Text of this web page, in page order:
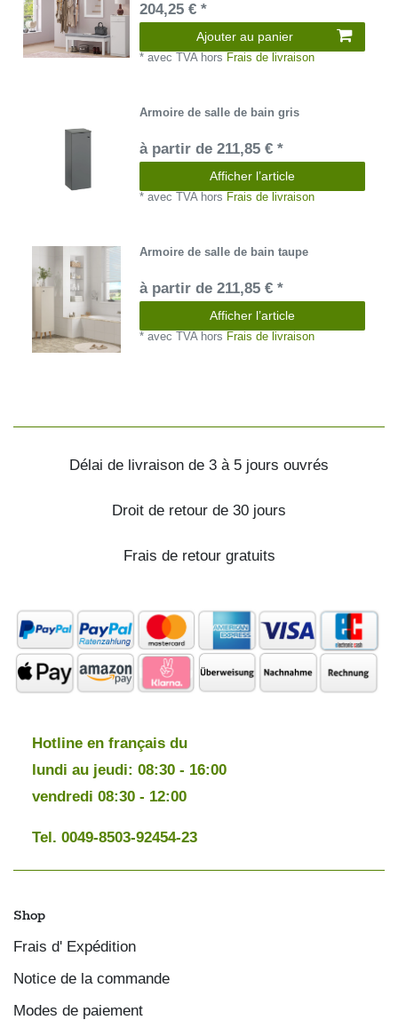
204,25 € *
Ajouter au panier
*avec TVA hors Frais de livraison
Armoire de salle de bain gris
à partir de 211,85 € *
Afficher l’article
*avec TVAhors Frais de livraison
Armoire de salle de bain taupe
à partir de 211,85 € *
Afficher l’article
*avec TVAhors Frais de livraison
Délai de livraison de 3 à 5 jours ouvrés
Droit de retour de 30 jours
Frais de retour gratuits
Hotline en français du
lundi au jeudi: 08:30 - 16:00
vendredi 08:30 - 12:00
Tel. 0049-8503-92454-23
Shop
Frais d' Expédition
Notice de la commande
Modes de paiement